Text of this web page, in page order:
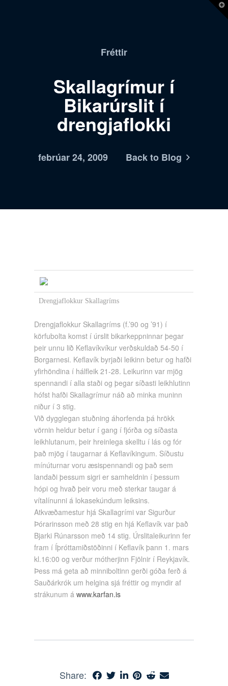
Fréttir
Skallagrímur í
Bikarúrslit í
drengjaflokki
febrúar 24, 2009 Back to Blog
Drengjaflokkur Skallagríms
Drengjaflokkur Skallagríms (f.’90 og ’91) í
körfubolta komst í úrslit bikarkeppninnar þegar
þeir unnu lið Keflavíkvíkur verðskuldað 54-50 í
Borgarnesi. Keflavík byrjaði leikinn betur og hafði
yfirhöndina í hálfleik 21-28. Leikurinn var mjög
spennandi í alla staði og þegar síðasti leikhlutinn
hófst hafði Skallagrímur náð að minka muninn
niður í 3 stig.
Við dygglegan stuðning áhorfenda þá hrökk
vörnin heldur betur í gang í fjórða og síðasta
leikhlutanum, þeir hreinlega skelltu í lás og fór
það mjög í taugarnar á Keflavíkingum. Síðustu
mínúturnar voru æsispennandi og það sem
landaði þessum sigri er samheldnin í þessum
hópi og hvað þeir voru með sterkar taugar á
vítalínunni á lokasekúndum leiksins.
Atkvæðamestur hjá Skallagrími var Sigurður
Þórarinsson með 28 stig en hjá Keflavík var það
Bjarki Rúnarsson með 14 stig. Úrslitaleikurinn fer
fram í Íþróttamiðstöðinni í Keflavík þann 1. mars
kl.16:00 og verður mótherjinn Fjölnir í Reykjavík.
Þess má geta að minniboltinn gerði góða ferð á
Sauðárkrók um helgina sjá fréttir og myndir af
strákunum áwww.karfan.is
Share: